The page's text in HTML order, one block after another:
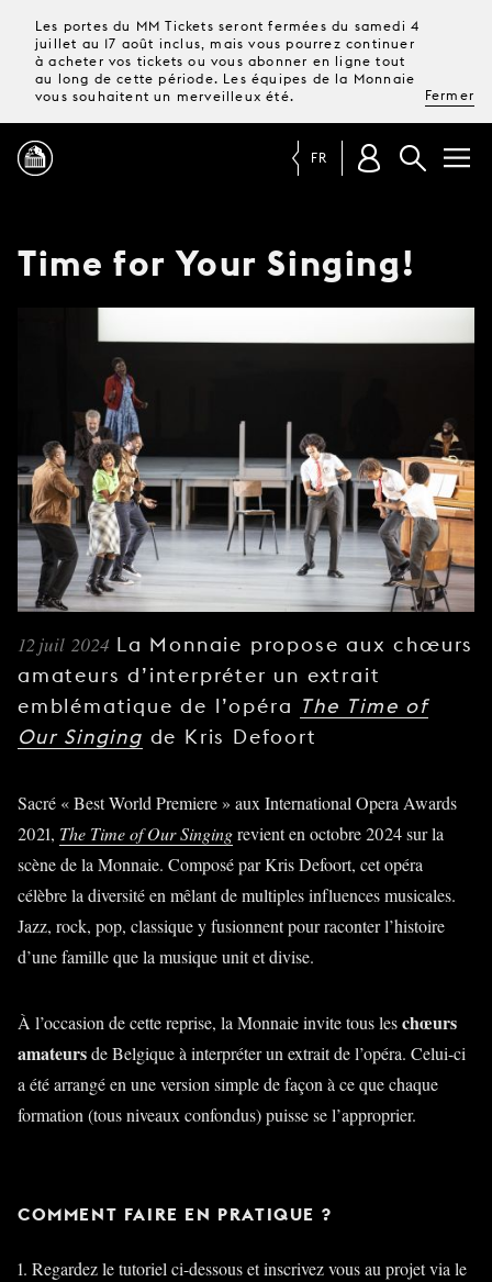
Les portes du MM Tickets seront fermées du samedi 4
juillet au 17 août inclus, mais vous pourrez continuer
à acheter vos tickets ou vous abonner en ligne tout
au long de cette période. Les équipes de la Monnaie
vous souhaitent un merveilleux été.
Fermer
VOTRE
VISITE
JEUNE
PUBLIC
LA
MONNAIE
NOUS
FR
Time for Your Singing!
12 juil 2024 La Monnaie propose aux chœurs
amateurs d’interpréter un extrait
emblématique de l’opéra The Time of
Our Singing de Kris Defoort
Sacré « Best World Premiere » aux International Opera Awards
2021, The Time of Our Singingrevient en octobre 2024 sur la
scène de la Monnaie. Composé par Kris Defoort, cet opéra
célèbre la diversité en mêlant de multiples influences musicales.
Jazz, rock, pop, classique y fusionnent pour raconter l’histoire
d’une famille que la musique unit et divise.
À l’occasion de cette reprise, la Monnaie invite tous leschœurs
amateursde Belgique à interpréter un extrait de l’opéra. Celui-ci
a été arrangé en une version simple de façon à ce que chaque
formation (tous niveaux confondus) puisse se l’approprier.
COMMENT FAIRE EN PRATIQUE ?
1. Regardez le tutoriel ci-dessous et inscrivez vous au projet via le